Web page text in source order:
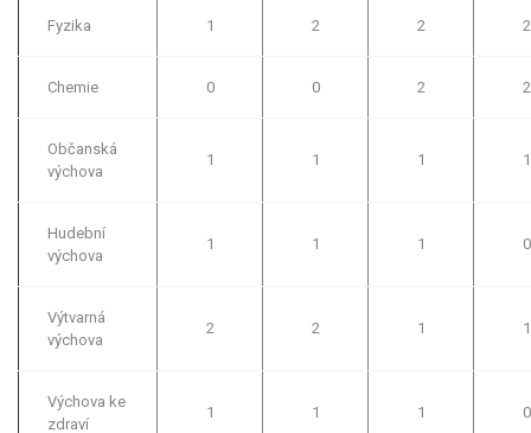
Fyzika 1 2 2 2
Chemie 0 0 2 2
Občanská
výchova
1 1 1 1
Hudební
výchova
1 1 1 0
Výtvarná
výchova
2 2 1 1
Výchova ke
zdraví
1 1 1 0